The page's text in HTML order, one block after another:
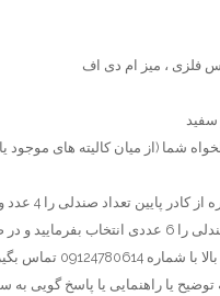
فلزی ، میز ام دی اف
سفید
شما (از میان کالیته های موجود
برای خرید سرویس 4
سرویس 6 نفره تعداد صندلی را 6 عددی انتخاب
یا راهنمایی یا پاسخ گویی به